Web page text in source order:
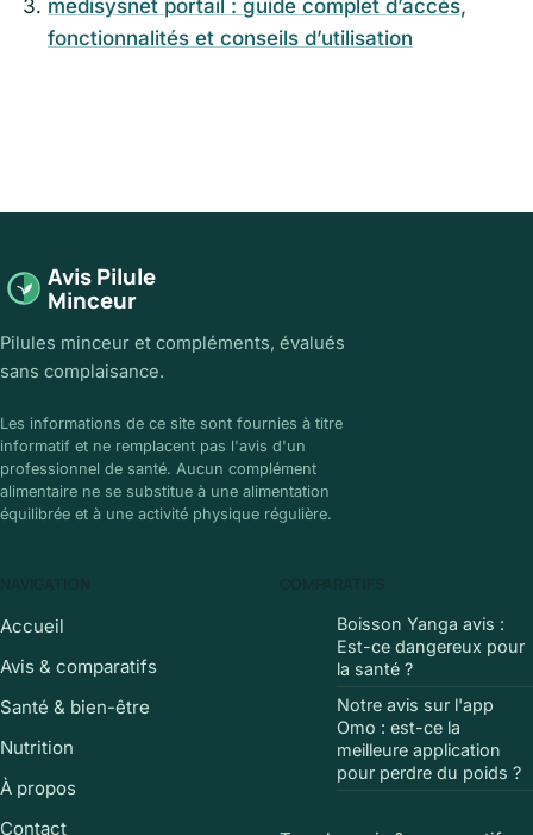
medisysnet portail : guide complet d’accès,
fonctionnalités et conseils d’utilisation
Avis Pilule
Minceur
Pilules minceur et compléments, évalués
sans complaisance.
Les informations de ce site sont fournies à titre
informatif et ne remplacent pas l'avis d'un
professionnel de santé. Aucun complément
alimentaire ne se substitue à une alimentation
équilibrée et à une activité physique régulière.
Accueil
Avis & comparatifs
Santé & bien-être
Nutrition
À propos
Contact
Boisson Yanga avis :
Est-ce dangereux pour
la santé ?
Notre avis sur l'app
Omo : est-ce la
meilleure application
pour perdre du poids ?